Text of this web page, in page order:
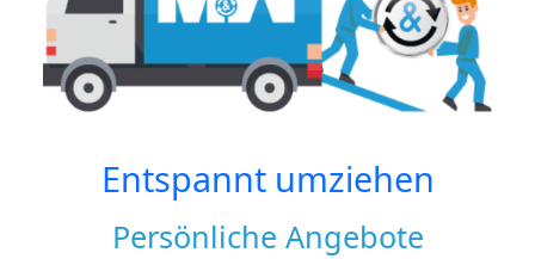
Entspannt umziehen
Persönliche Angebote